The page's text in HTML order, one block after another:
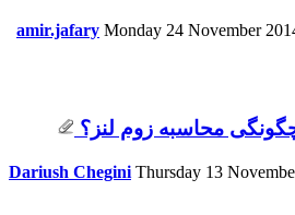
amir.jafary Monday 24 November
چگونگی محاسبه زوم لنز؟
Dariush Chegini Thursday 13